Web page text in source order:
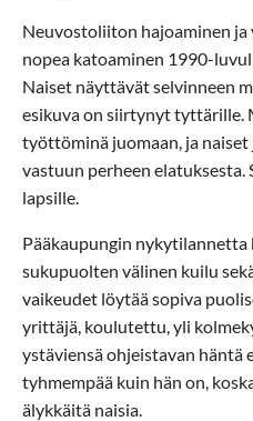
Neuvostoliiton hajoaminen
nopea katoaminen 1990-
Naiset näyttävät selvinneen
esikuva on siirtynyt tyttärille.
työttöminä juomaan, ja
vastuun perheen elatuksesta.
lapsille.
Pääkaupungin
sukupuolten välinen kuilu
vaikeudet löytää sopiva
yrittäjä, koulutettu, yli
ystäviensä ohjeistavan häntä
tyhmempää kuin hän on,
älykkäitä naisia.